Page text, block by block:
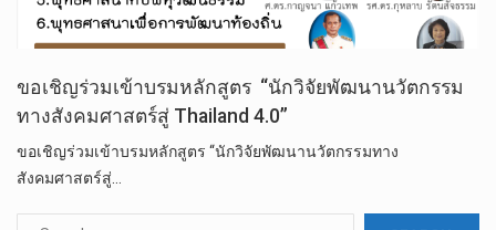
ขอเชิญร่วมเข้าบรมหลักสูตร “นักวิจัยพัฒนานวัตกรรม
ทางสังคมศาสตร์สู่ Thailand 4.0”
ขอเชิญร่วมเข้าบรมหลักสูตร “นักวิจัยพัฒนานวัตกรรมทาง
สังคมศาสตร์สู่…